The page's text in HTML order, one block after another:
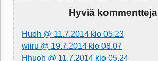
Hyviä kommentteja
Huoh @ 11.7.2014 klo 05.23
wiiru @ 19.7.2014 klo 08.07
Hhuoh @ 11.7.2014 klo 05.24